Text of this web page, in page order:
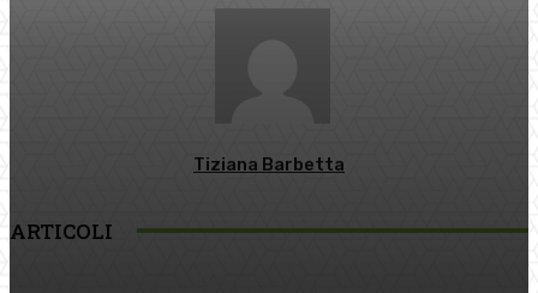
Tiziana Barbetta
ARTICOLI